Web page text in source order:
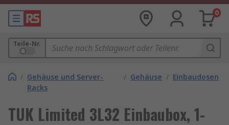
0
Teile-Nr.
/ Gehäuse und Server-
Racks
/ Gehäuse / Einbaudosen
TUK Limited 3L32 Einbaubox, 1-